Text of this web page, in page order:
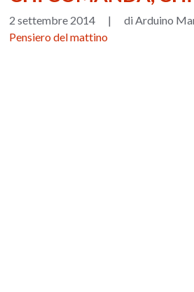
2 settembre 2014 |
di Arduino
Pensiero del mattino